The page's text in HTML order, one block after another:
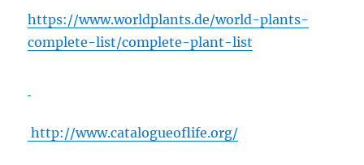
https://www.worldplants.de/world-plants-
complete-list/complete-plant-list
http://www.catalogueoflife.org/